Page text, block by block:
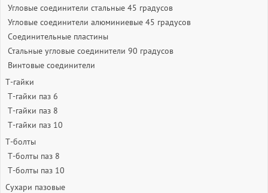
Угловые соединители стальные 45 градусов
Угловые соединители алюминиевые 45 градусов
Соединительные пластины
Стальные угловые соединители 90 градусов
Винтовые соединители
Т-гайки
Т-гайки паз 6
Т-гайки паз 8
Т-гайки паз 10
Т-болты
Т-болты паз 8
Т-болты паз 10
Сухари пазовые